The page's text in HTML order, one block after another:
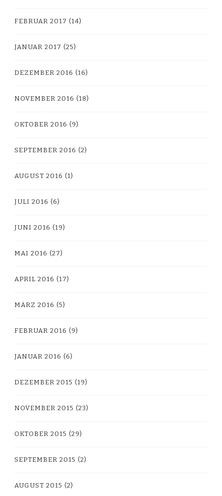
FEBRUAR 2017 (14)
JANUAR 2017 (25)
DEZEMBER 2016 (16)
NOVEMBER 2016 (18)
OKTOBER 2016 (9)
SEPTEMBER 2016 (2)
AUGUST 2016 (1)
JULI 2016 (6)
JUNI 2016 (19)
MAI 2016 (27)
APRIL 2016 (17)
MÄRZ 2016 (5)
FEBRUAR 2016 (9)
JANUAR 2016 (6)
DEZEMBER 2015 (19)
NOVEMBER 2015 (23)
OKTOBER 2015 (29)
SEPTEMBER 2015 (2)
AUGUST 2015 (2)